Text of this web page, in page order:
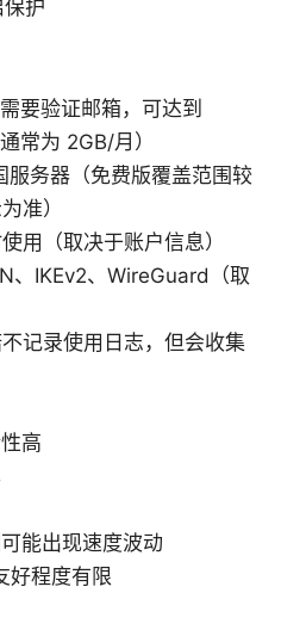
护
要验证邮箱，可达到
常为 2GB/月）
服务器（免费版覆盖范围较
准）
用（取决于账户信息）
、IKEv2、WireGuard（取
记录使用日志，但会收集
高
能出现速度波动
好程度有限